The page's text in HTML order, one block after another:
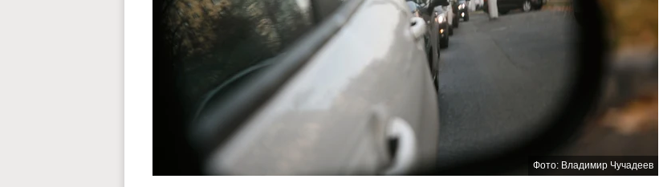
Фото: Владимир Чучадеев